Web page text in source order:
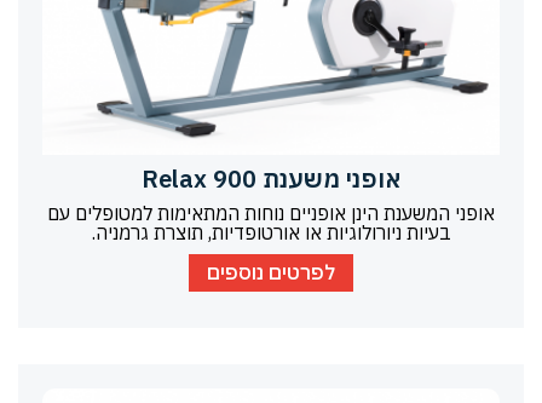
אופני משענת Relax 900
אופני המשענת הינן אופניים נוחות המתאימות למטופלים עם
בעיות ניורולוגיות או אורטופדיות, תוצרת גרמניה.
לפרטים נוספים